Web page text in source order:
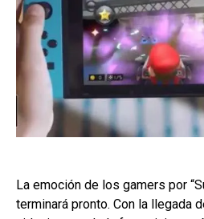
La emoción de los gamers por
terminará pronto. Con la llegada